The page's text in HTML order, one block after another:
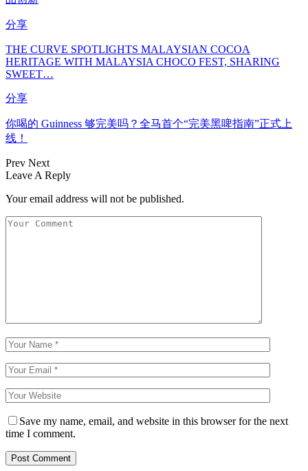
分享
THE CURVE SPOTLIGHTS MALAYSIAN COCOA
HERITAGE WITH MALAYSIA CHOCO FEST, SHARING
SWEET…
分享
你喝的 Guinness 够完美吗？全马首个“完美黑啤指南”正式上
线！
Prev Next
Leave A Reply
Your email address will not be published.
Save my name, email, and website in this browser for the next
time I comment.